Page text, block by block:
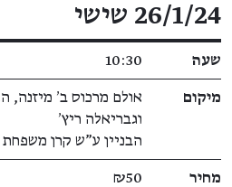
26/1/24 שישי
שעה 10:30
מיקום
אולם מרכוס ב׳ מיזנה,
וגבריאלה ריץ׳
הבניין ע"ש קרן משפחת
מחיר ₪50